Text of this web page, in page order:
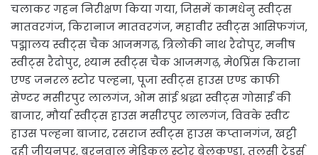
चलाकर गहन निरीक्षण किया गया, जिसमें कामधेनु स्वीट्स
मातवरगंज, किरानाज मातवरगंज, महावीर स्वीट्स आसिफगंज,
पद्मालय स्वीट्स चैक आजमगढ़, त्रिलोकी नाथ रैदोपुर, मनीष
स्वीट्स रैदोपुर, श्याम स्वीट्स चैक आजमगढ़, मे0प्रिंस किराना
एण्ड जनरल स्टोर पल्हना, पूजा स्वीट्स हाउस एण्ड काफी
सेण्टर मसीरपुर लालगंज, ओम सांई श्रद्धा स्वीट्स गोसाईं की
बाजार, मौर्या स्वीट्स हाउस मसीरपुर लालगंज, विवके स्वीट
हाउस पल्हना बाजार, रसराज स्वीट्स हाउस कप्तानगंज, खट्टी
दही जीयनपुर, बरनवाल मेडिकल स्टोर बेलकुण्डा, तुलसी ट्रेडर्स